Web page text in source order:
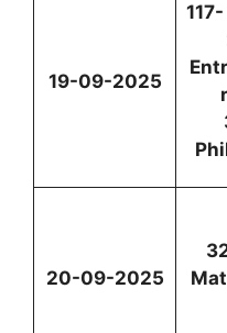
19-09-2025
20-09-2025